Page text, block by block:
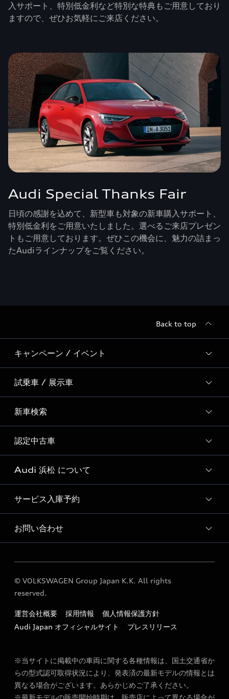
入サポート、特別低金利など特別な特典もご用意しており
ますので、ぜひお気軽にご来店ください。
Audi Special Thanks Fair
日頃の感謝を込めて、新型車も対象の新車購入サポート、
特別低金利をご用意いたしました。選べるご来店プレゼン
トもご用意しております。ぜひこの機会に、魅力の詰まっ
たAudiラインナップをご覧ください。
Back to top
キャンペーン / イベント
全国統一イベント
ディーラー独自イベント
試乗車 / 展示車
試乗予約
試乗車・展示車一覧
新車検索
新車検索
認定中古車
Audi認定中古車検索
Audi 浜松 について
Audi 浜松 店舗情報
Audi Approved Automobile 浜松 店舗情報
Audi 浜松 運営会社概要
サービス入庫予約
Audi 浜松 サービス入庫予約
お問い合わせ
各種お問い合わせ
© VOLKSWAGEN Group Japan K.K. All rights
reserved.
運営会社概要 採用情報
個人情報保護方針
Audi Japan オフィシャルサイト
プレスリリース
※当サイトに掲載中の車両に関する各種情報は、国土交通省か
らの型式認可取得状況により、発表済の最新モデルの情報とは
異なる場合がございます。あらかじめご了承ください。
※最新モデルの販売開始時期は、販売店によって異なる場合が